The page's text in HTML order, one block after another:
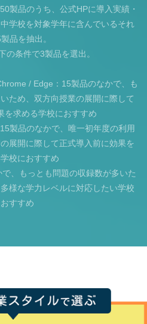
製品のうち、公式HPに導入実績・
学校を対象学年に含んでいるそれ
品を抽出。
の条件で3製品を選出。
/ Edge：15製品のなかで、も
ため、双方向授業の展開に際して
を求める学校におすすめ
製品のなかで、唯一初年度の利用
展開に際して正式導入前に効果を
校におすすめ
、もっとも問題の収録数が多いた
様な学力レベルに対応したい学校
すすめ